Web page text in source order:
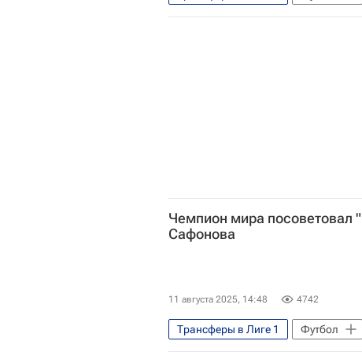
Матвей Сафонов
Пари Сен-
Чемпион мира посоветовал
Сафонова
11 августа 2025, 14:48 4742
Трансферы в Лиге 1 Футбол